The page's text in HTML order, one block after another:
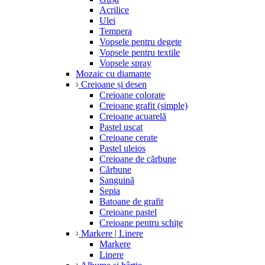
Acrilice
Ulei
Tempera
Vopsele pentru degete
Vopsele pentru textile
Vopsele spray
Mozaic cu diamante
Creioane și desen
Creioane colorate
Creioane grafit (simple)
Creioane acuarelă
Pastel uscat
Creioane cerate
Pastel uleios
Creioane de cărbune
Cărbune
Sanguină
Sepia
Batoane de grafit
Creioane pastel
Creioane pentru schițe
Markere | Linere
Markere
Linere